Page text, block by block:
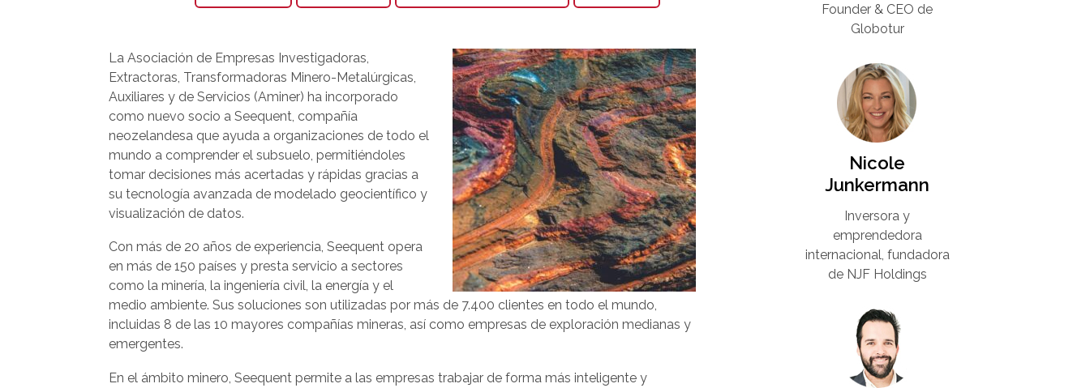
La Asociación de Empresas Investigadoras,
Extractoras, Transformadoras Minero-Metalúrgicas,
Auxiliares y de Servicios (Aminer) ha incorporado
como nuevo socio a Seequent, compañía
neozelandesa que ayuda a organizaciones de todo el
mundo a comprender el subsuelo, permitiéndoles
tomar decisiones más acertadas y rápidas gracias a
su tecnología avanzada de modelado geocientífico y
visualización de datos.
Con más de 20 años de experiencia, Seequent opera
en más de 150 países y presta servicio a sectores
como la minería, la ingeniería civil, la energía y el
medio ambiente. Sus soluciones son utilizadas por más de 7.400 clientes en todo el mundo,
incluidas 8 de las 10 mayores compañías mineras, así como empresas de exploración medianas y
emergentes.
En el ámbito minero, Seequent permite a las empresas trabajar de forma más inteligente y
Founder & CEO de
Globotur​
Nicole
Junkermann​
Inversora y
emprendedora
internacional, fundadora
de NJF Holdings